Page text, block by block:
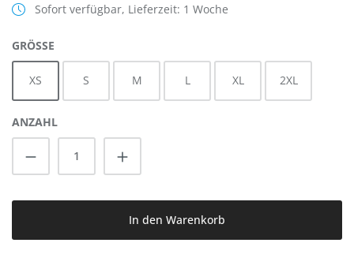
Sofort verfügbar, Lieferzeit: 1 Woche
GRÖSSE
XS S M L XL 2XL
ANZAHL
Produkt Anzahl: Gib den gewünschten
In den Warenkorb